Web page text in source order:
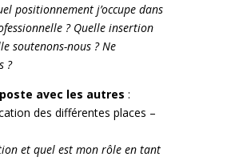
positionnement j’occupe dans
? Quelle insertion
soutenons-nous ? Ne
?
avec les autres :
des différentes places –
et quel est mon rôle en tant